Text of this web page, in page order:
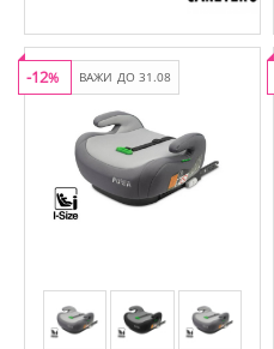
ВАЖИ ДО 31.08
-12%